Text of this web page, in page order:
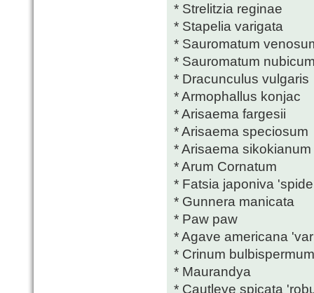
* Strelitzia reginae
* Stapelia varigata
* Sauromatum
* Sauromatum
* Dracunculus vulgaris
* Armophallus konjac
* Arisaema fargesii
* Arisaema speciosum
* Arisaema sikokianum
* Arum Cornatum
* Fatsia japoniva
* Gunnera manicata
* Paw paw
* Agave americana
* Crinum bulbispermum
* Maurandya
* Cautleye spicata